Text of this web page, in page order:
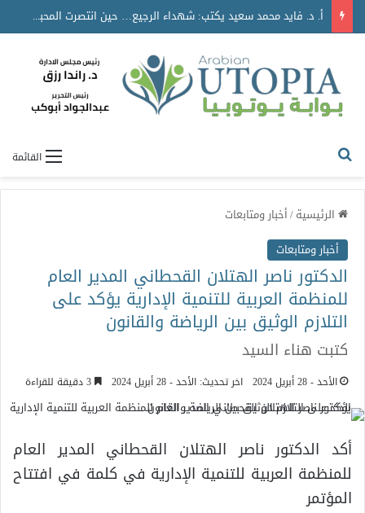
أ. د. فايد محمد سعيد يكتب: شهداء الرجيع… حين انتصرت المحبة على الموت
القائمة
الرئيسية/أخبار ومتابعات
أخبار ومتابعات
الدكتور ناصر الهتلان القحطاني المدير العام
للمنظمة العربية للتنمية الإدارية يؤكد على
التلازم الوثيق بين الرياضة والقانون
كتبت هناء السيد
الأحد - 28 أبريل 2024 اخر تحديث: الأحد - 28 أبريل 2024
أكد الدكتور ناصر الهتلان القحطاني المدير العام
للمنظمة العربية للتنمية الإدارية في كلمة في افتتاح
المؤتمر